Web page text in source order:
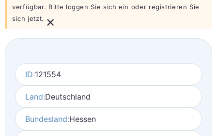
verfügbar. Bitte loggen Sie sich ein oder registrieren Sie
sich jetzt. ×
ID:121554
Land:Deutschland
Bundesland:Hessen